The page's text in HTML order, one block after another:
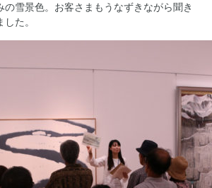
の雪景色。お客さまもうなずきながら聞き
た。